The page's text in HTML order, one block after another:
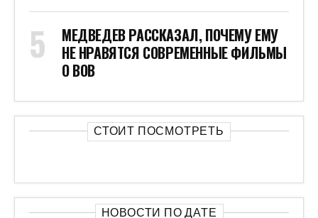
МЕДВЕДЕВ РАССКАЗАЛ, ПОЧЕМУ ЕМУ
НЕ НРАВЯТСЯ СОВРЕМЕННЫЕ ФИЛЬМЫ
О ВОВ
СТОИТ ПОСМОТРЕТЬ
НОВОСТИ ПО ДАТЕ